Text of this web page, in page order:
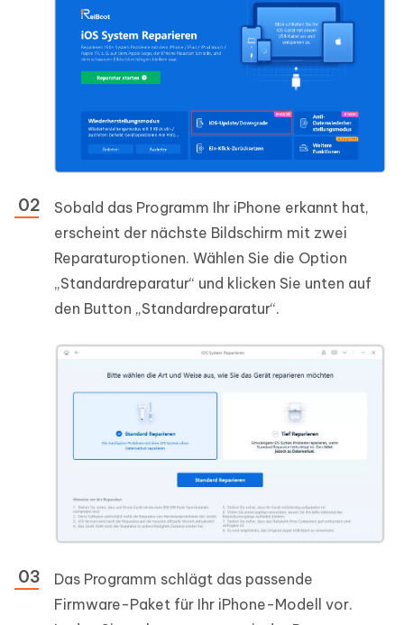
Sobald das Programm Ihr iPhone erkannt hat,
erscheint der nächste Bildschirm mit zwei
Reparaturoptionen. Wählen Sie die Option
„Standardreparatur“ und klicken Sie unten auf
den Button „Standardreparatur“.
Das Programm schlägt das passende
Firmware-Paket für Ihr iPhone-Modell vor.